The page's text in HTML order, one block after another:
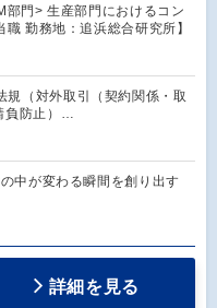
部門> 生産部門におけるコン
勤務地：追浜総合研究所】
規（対外取引（契約関係・取
負防止）…
が変わる瞬間を創り出す
詳細を見る